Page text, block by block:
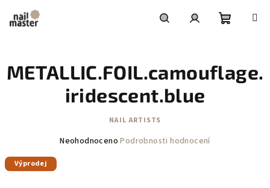
obsah
košík
METALLIC.FOIL.camouflage.
iridescent.blue
NAIL ARTISTS
Průměrné
Neohodnoceno Podrobnosti hodnocení
Výprodej